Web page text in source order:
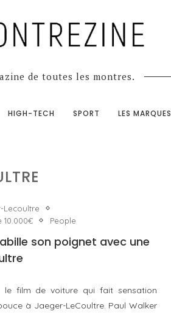
de toutes les montres.
HIGH-TECH SPORT LES MARQUES
Lecoultre
10.000€
People
son poignet avec une
le film de voiture qui fait sensation
à Jaeger-LeCoultre. Paul Walker